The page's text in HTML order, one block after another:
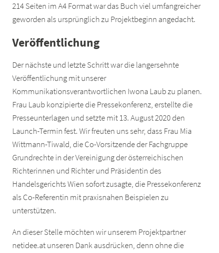
214 Seiten im A4 Format war das Buch viel umfangreicher
geworden als ursprünglich zu Projektbeginn angedacht.
Veröffentlichung
Der nächste und letzte Schritt war die langersehnte
Veröffentlichung mit unserer
Kommunikationsverantwortlichen Iwona Laub zu planen.
Frau Laub konzipierte die Pressekonferenz, erstellte die
Presseunterlagen und setzte mit 13. August 2020 den
Launch-Termin fest. Wir freuten uns sehr, dass Frau Mia
Wittmann-Tiwald, die Co-Vorsitzende der Fachgruppe
Grundrechte in der Vereinigung der österreichischen
Richterinnen und Richter und Präsidentin des
Handelsgerichts Wien sofort zusagte, die Pressekonferenz
als Co-Referentin mit praxisnahen Beispielen zu
unterstützen.
An dieser Stelle möchten wir unserem Projektpartner
netidee.at unseren Dank ausdrücken, denn ohne die